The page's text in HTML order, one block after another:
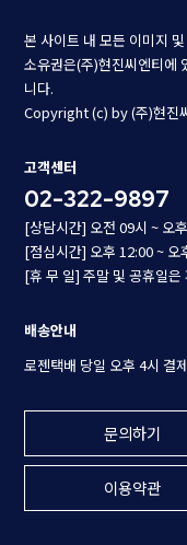
본 사이트 내 모든 이미지
소유권은(주)현진씨엔티에
니다.
Copyright (c) by (주)현진
고객센터
02-322-9897
[상담시간] 오전 09시 ~ 오
[점심시간] 오후 12:00 ~ 오
[휴 무 일] 주말 및 공휴일은
배송안내
로젠택배 당일 오후 4시 결
문의하기
이용약관